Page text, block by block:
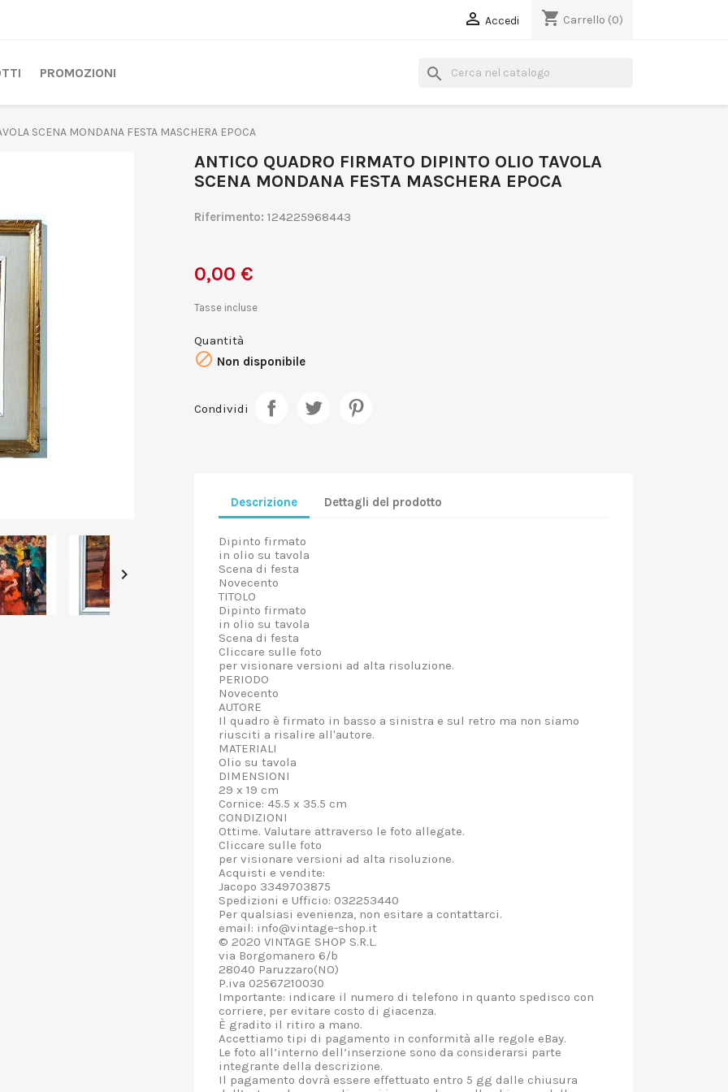
 Accedi shopping_cart Carrello (0)
PROMOZIONI search
SCENA MONDANA FESTA MASCHERA EPOCA

ANTICO QUADRO FIRMATO DIPINTO OLIO TAVOLA
SCENA MONDANA FESTA MASCHERA EPOCA
Riferimento: 124225968443
0,00 €
Tasse incluse
Quantità
 Non disponibile
Condividi
Descrizione Dettagli del prodotto
Dipinto firmato
in olio su tavola
Scena di festa
Novecento
TITOLO
Dipinto firmato
in olio su tavola
Scena di festa
Cliccare sulle foto
per visionare versioni ad alta risoluzione.
PERIODO
Novecento
AUTORE
Il quadro è firmato in basso a sinistra e sul retro ma non siamo
riusciti a risalire all'autore.
MATERIALI
Olio su tavola
DIMENSIONI
29 x 19 cm
Cornice: 45.5 x 35.5 cm
CONDIZIONI
Ottime. Valutare attraverso le foto allegate.
Cliccare sulle foto
per visionare versioni ad alta risoluzione.
Acquisti e vendite:
Jacopo 3349703875
Spedizioni e Ufficio: 032253440
Per qualsiasi evenienza, non esitare a contattarci.
email: info@vintage-shop.it
© 2020 VINTAGE SHOP S.R.L.
via Borgomanero 6/b
28040 Paruzzaro(NO)
P.iva 02567210030
Importante: indicare il numero di telefono in quanto spedisco con
corriere, per evitare costo di giacenza.
È gradito il ritiro a mano.
Accettiamo tipi di pagamento in conformità alle regole eBay.
Le foto all’interno dell’inserzione sono da considerarsi parte
integrante della descrizione.
Il pagamento dovrà essere effettuato entro 5 gg dalle chiusura